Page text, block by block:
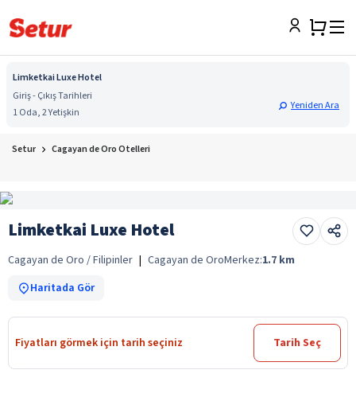
Limketkai Luxe Hotel
Giriş - Çıkış Tarihleri
1 Oda, 2 Yetişkin
Yeniden Ara
Setur Cagayan de Oro Otelleri
Limketkai Luxe Hotel
Cagayan de Oro / Filipinler | Cagayan de OroMerkez:1.7 km
Haritada Gör
Fiyatları görmek için tarih seçiniz Tarih Seç